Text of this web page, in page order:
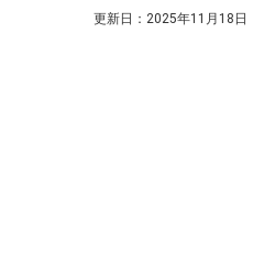
更新日： 2025年11月18日